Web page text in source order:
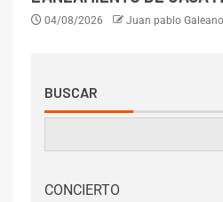
04/08/2026 Juan pablo Galeano
BUSCAR
CONCIERTO